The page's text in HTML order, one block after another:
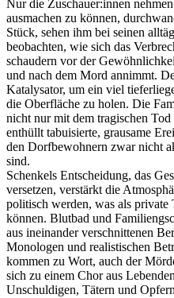
Nur die Zuschauer:innen
ausmachen zu können,
Stück, sehen ihm bei seinen
beobachten, wie sich das
schaudern vor der
und nach dem Mord annimmt.
Katalysator, um ein viel
die Oberfläche zu holen. Die
nicht nur mit dem tragischen
enthüllt tabuisierte, grausame
den Dorfbewohnern zwar nicht
sind.
Schenkels Entscheidung, das
versetzen, verstärkt die
politisch werden, was als private
können. Blutbad und
aus ineinander verschnittenen
Monologen und realistischen
kommen zu Wort, auch der
sich zu einem Chor aus
Unschuldigen, Tätern und